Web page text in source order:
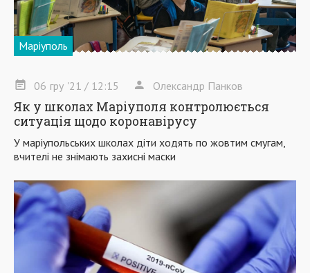
Маріуполь
06 гру '21 / 12:15 Олександр Панков
Як у школах Маріуполя контролюється
ситуація щодо коронавірусу
У маріупольських школах діти ходять по жовтим смугам,
вчителі не знімають захисні маски